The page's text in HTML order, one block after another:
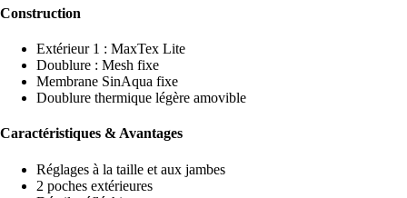
Construction
Extérieur 1 : MaxTex Lite
Doublure : Mesh fixe
Membrane SinAqua fixe
Doublure thermique légère amovible
Caractéristiques & Avantages
Réglages à la taille et aux jambes
2 poches extérieures